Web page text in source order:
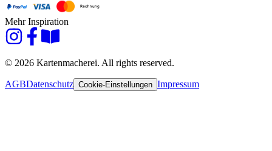
Mehr Inspiration
© 2026 Kartenmacherei. All rights reserved.
AGBDatenschutz Cookie-Einstellungen Impressum